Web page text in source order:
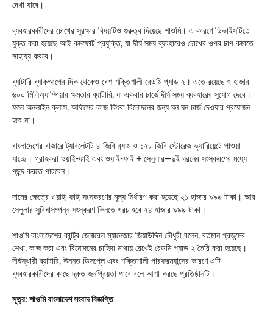
দেখা যাবে।
ব্যবহারকারীদের চোখের সুরক্ষার বিষয়টিও গুরুত্ব দিয়েছে শাওমি। এ কারণে ডিভাইসটিতে
যুক্ত করা হয়েছে আই কমফোর্ট প্রযুক্তি, যা দীর্ঘ সময় ব্যবহারেও চোখের ওপর চাপ কমাতে
সাহায্য করবে।
ব্যাটারি ব্যাকআপের দিক থেকেও বেশ শক্তিশালী রেডমি প্যাড ২। এতে রয়েছে ৭ হাজার
৬০০ মিলিঅ্যাম্পিয়ার ক্ষমতার ব্যাটারি, যা একবার চার্জে দীর্ঘ সময় ব্যবহারের সুযোগ দেবে।
ফলে অনলাইন ক্লাস, অফিসের কাজ কিংবা বিনোদনের জন্য ঘন ঘন চার্জ দেওয়ার প্রয়োজন
হবে না।
বাংলাদেশের বাজারে ট্যাবলেটটি ৪ জিবি র‍্যাম ও ১২৮ জিবি স্টোরেজ ভ্যারিয়েন্টে পাওয়া
যাচ্ছে। গ্রাহকরা ওয়াই-ফাই এবং ওয়াই-ফাই + সেলুলার—দুই ধরনের সংস্করণের মধ্যে
পছন্দ করতে পারবেন।
দামের ক্ষেত্রে ওয়াই-ফাই সংস্করণের মূল্য নির্ধারণ করা হয়েছে ২১ হাজার ৯৯৯ টাকা। আর
সেলুলার সুবিধাসম্পন্ন সংস্করণ কিনতে খরচ হবে ২৪ হাজার ৯৯৯ টাকা।
শাওমি বাংলাদেশের কান্ট্রি জেনারেল ম্যানেজার জিয়াউদ্দিন চৌধুরী বলেন, বর্তমান প্রজন্মের
শেখা, কাজ করা এবং বিনোদনের চাহিদা মাথায় রেখেই রেডমি প্যাড ২ তৈরি করা হয়েছে।
দীর্ঘস্থায়ী ব্যাটারি, উন্নত ডিসপ্লে এবং শক্তিশালী পারফরম্যান্সের কারণে এটি
ব্যবহারকারীদের কাছে দ্রুত জনপ্রিয়তা পাবে বলে আশা করছে প্রতিষ্ঠানটি।
সূত্র: শাওমি বাংলাদেশ সংবাদ বিজ্ঞপ্তি